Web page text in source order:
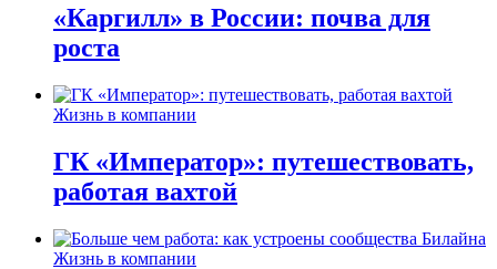
«Каргилл» в России: почва для
роста
Жизнь в компании
ГК «Император»: путешествовать,
работая вахтой
Жизнь в компании